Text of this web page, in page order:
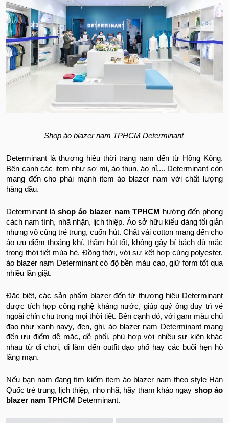
Shop áo blazer nam TPHCM Determinant
Determinant là thương hiệu thời trang nam đến từ Hồng Kông.
Bên cạnh các item như sơ mi, áo thun, áo nỉ,... Determinant còn
mang đến cho phái mạnh item áo blazer nam với chất lượng
hàng đầu.
Determinant làshop áo blazer nam TPHCM
hướng đến phong
cách nam tính, nhã nhặn, lịch thiệp. Áo sở hữu kiểu dáng tối giản
nhưng vô cùng trẻ trung, cuốn hút. Chất vải cotton mang đến cho
áo ưu điểm thoáng khí, thấm hút tốt, không gây bí bách dù mặc
trong thời tiết mùa hè. Đồng thời, với sự kết hợp cùng polyester,
áo blazer nam Determinant có độ bền màu cao, giữ form tốt qua
nhiều lần giặt.
Đặc biệt, các sản phẩm blazer đến từ thương hiệu Determinant
được tích hợp công nghệ kháng nước, giúp quý ông duy trì vẻ
ngoài chỉn chu trong mọi thời tiết. Bên cạnh đó, với gam màu chủ
đạo như xanh navy, đen, ghi, áo blazer nam Determinant mang
đến ưu điểm dễ mặc, dễ phối, phù hợp với nhiều sự kiện khác
nhau từ đi chơi, đi làm đến outfit dạo phố hay các buổi hẹn hò
lãng mạn.
Nếu bạn nam đang tìm kiếm item áo blazer nam theo style Hàn
Quốc trẻ trung, lịch thiệp, nho nhã, hãy tham khảo ngay shop áo
blazer nam TPHCM Determinant.